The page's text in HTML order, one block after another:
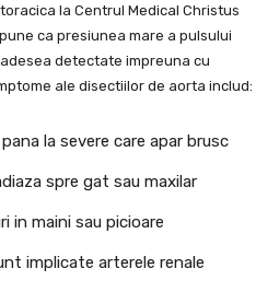
la Centrul Medical Christus
ca presiunea mare a pulsului
detectate impreuna cu
ale disectiilor de aorta includ:
la severe care apar brusc
spre gat sau maxilar
in maini sau picioare
implicate arterele renale